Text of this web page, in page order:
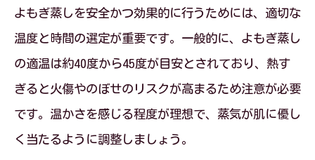
効果を高めるよもぎ蒸しの安全な入り方とは
よもぎ蒸しで失敗しない安全な入り方の
コツ
よもぎ蒸し効果アップに欠かせない入り
方の工夫
よもぎ蒸し施術前後に意識したい安全ポ
よもぎ蒸しを安全かつ効果的に行うためには、適切な
温度と時間の選定が重要です。一般的に、よもぎ蒸し
の適温は約40度から45度が目安とされており、熱す
ぎると火傷やのぼせのリスクが高まるため注意が必要
です。温かさを感じる程度が理想で、蒸気が肌に優し
く当たるように調整しましょう。